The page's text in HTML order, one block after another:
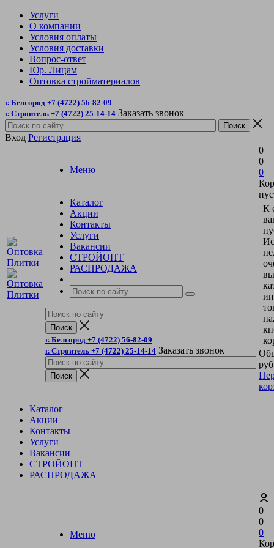
Услуги
О компании
Условия оплаты
Условия доставки
Вопрос-ответ
Юр. Лицам
Оптовка стройматериалов
г. Белгород +7 (4722) 56-82-09
г. Строитель +7 (4722) 25-14-14 Заказать звонок
Вход Регистрация
Меню
Каталог
Акции
Контакты
Услуги
Вакансии
СТРОЙОПТ
РАСПРОДАЖА
г. Белгород +7 (4722) 56-82-09
г. Строитель +7 (4722) 25-14-14 Заказать звонок
0
0
0
К
Каталог
Акции
Контакты
Услуги
Вакансии
СТРОЙОПТ
РАСПРОДАЖА
Меню
0
0
0